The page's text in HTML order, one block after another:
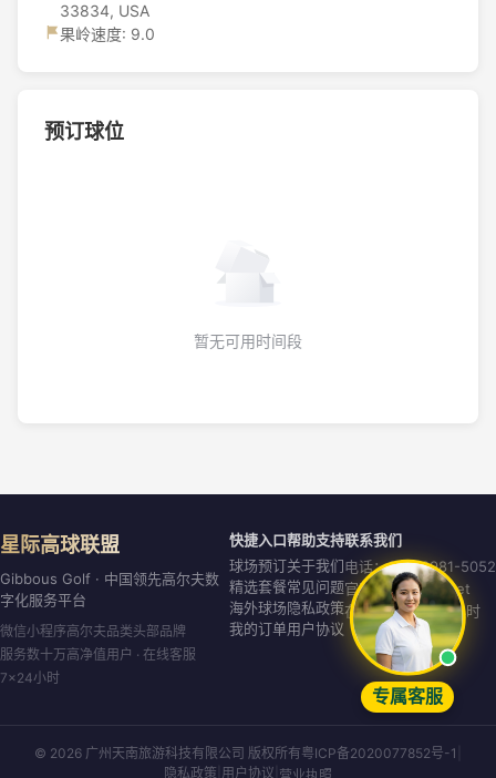
33834, USA
果岭速度: 9.0
预订球位
暂无可用时间段
星际高球联盟
Gibbous Golf · 中国领先高尔夫数
字化服务平台
微信小程序高尔夫品类头部品牌
服务数十万高净值用户 · 在线客服
7×24小时
快捷入口
球场预订
精选套餐
海外球场
我的订单
帮助支持
关于我们
常见问题
隐私政策
用户协议
联系我们
电话：020-8981-5052
官网：gibbous.net
在线客服：7×24小时
© 2026 广州天南旅游科技有限公司 版权所有粤ICP备2020077852号-1
隐私政策 用户协议
专属客服